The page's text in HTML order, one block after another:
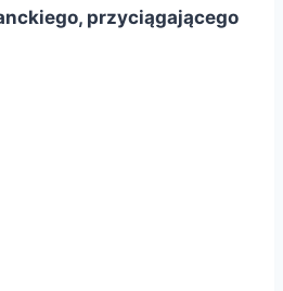
przyciągającego